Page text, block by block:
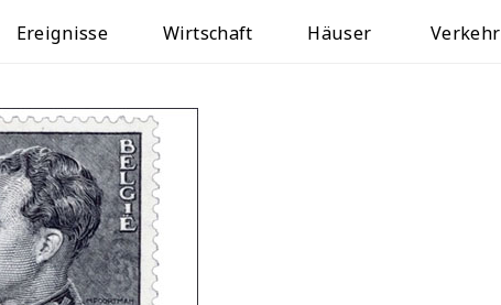
Ereignisse Wirtschaft Häuser Verkehr